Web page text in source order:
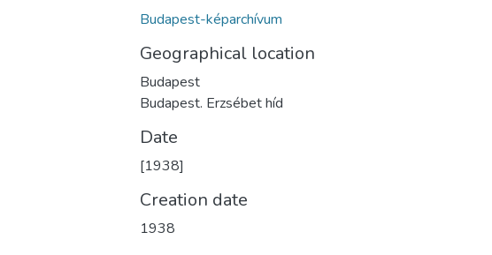
Budapest-képarchívum
Geographical location
Budapest
Budapest. Erzsébet híd
Date
[1938]
Creation date
1938